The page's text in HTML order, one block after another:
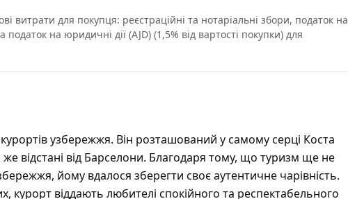
витрати для покупця: реєстраційні та нотаріальні збори, податок на
на юридичні дії (AJD) (1,5% від вартості покупки) для
узбережжя. Він розташований у самому серці Коста
же відстані від Барселони. Благодаря тому, що туризм ще не
йому вдалося зберегти своє аутентичне чарівність.
курорт віддають любителі спокійного та респектабельного